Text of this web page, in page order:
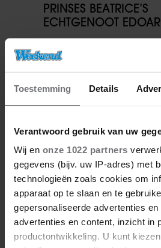
Toestemming Details
Verantwoord gebruik van uw
Wij en onze 1022 partners
gegevens (bijv. uw IP-adres) met
technologieën zoals cookies om
apparaat op te slaan en te
gepersonaliseerde advertenties
advertenties en content, inzicht in
productontwikkeling. U kunt
PRINSES BEATRICE’S
ECHTGENOOT
ONTKENT
07/08/2026
JURRE GELUK HEEFT
LIEFDE NA
VERLOVING